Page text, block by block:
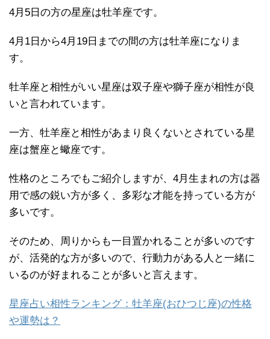
4月5日の方の星座は牡羊座です。
4月1日から4月19日までの間の方は牡羊座になりま
す。
牡羊座と相性がいい星座は双子座や獅子座が相性が良
いと言われています。
一方、牡羊座と相性があまり良くないとされている星
座は蟹座と蠍座です。
性格のところでもご紹介しますが、4月生まれの方は器
用で感の鋭い方が多く、多彩な才能を持っている方が
多いです。
そのため、周りからも一目置かれることが多いのです
が、活発的な方が多いので、行動力がある人と一緒に
いるのが好まれることが多いと言えます。
星座占い相性ランキング：牡羊座(おひつじ座)の性格
や運勢は？